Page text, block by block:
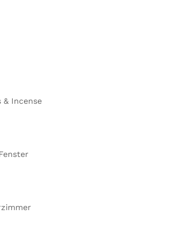
& Incense